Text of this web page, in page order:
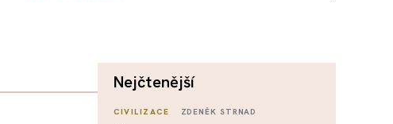
nejčtenější
CIVILIZACE ZDENĚK STRNAD